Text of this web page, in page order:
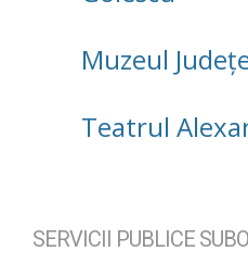
Muzeul
Teatrul
SERVICII PUBLICE